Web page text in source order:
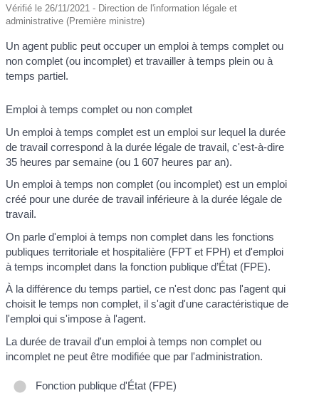
Vérifié le 26/11/2021 - Direction de l'information légale et
administrative (Première ministre)
Un agent public peut occuper un emploi à temps complet ou
non complet (ou incomplet) et travailler à temps plein ou à
temps partiel.
Emploi à temps complet ou non complet
Un emploi à temps complet est un emploi sur lequel la durée
de travail correspond à la durée légale de travail, c'est-à-dire
35 heures par semaine (ou 1 607 heures par an).
Un emploi à temps non complet (ou incomplet) est un emploi
créé pour une durée de travail inférieure à la durée légale de
travail.
On parle d'emploi à temps non complet dans les fonctions
publiques territoriale et hospitalière (FPT et FPH) et d'emploi
à temps incomplet dans la fonction publique d’État (FPE).
À la différence du temps partiel, ce n'est donc pas l'agent qui
choisit le temps non complet, il s'agit d'une caractéristique de
l'emploi qui s'impose à l'agent.
La durée de travail d'un emploi à temps non complet ou
incomplet ne peut être modifiée que par l'administration.
Fonction publique d'État (FPE)